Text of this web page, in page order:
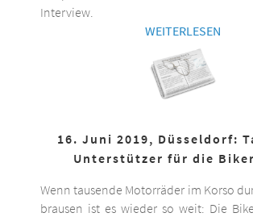
Interview.
WEITERLESEN
16. Juni 2019, Düsseldorf:
Unterstützer für die
Wenn tausende Motorräder im Korso
brausen ist es wieder so weit: Die